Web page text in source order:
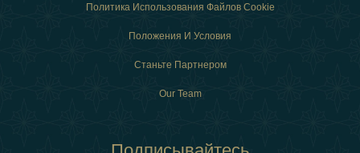
Политика Использования Файлов Cookie
Положения И Условия
Станьте Партнером
Our Team